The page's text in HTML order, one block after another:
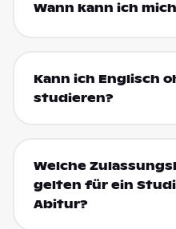
Wann kann ich
Kann ich Englisch
studieren?
Welche
gelten für ein
Abitur?